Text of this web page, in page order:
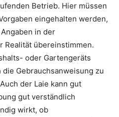
Betrieb. Hier müssen
eingehalten werden,
in der
Realität übereinstimmen.
oder Gartengeräts
Gebrauchsanweisung zu
der Laie kann gut
gut verständlich
wirkt, ob